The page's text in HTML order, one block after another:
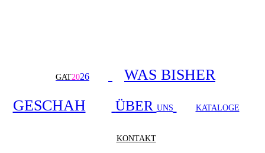
GAT2026
WAS BISHER
GESCHAH
ÜBER UNS KATALOGE
KONTAKT